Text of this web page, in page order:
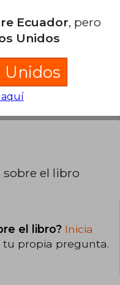
de este libro?
es Tapa
sobre el libro
el libro? Inicia
propia pregunta.
Ecuador, pero
Unidos
Unidos
aquí